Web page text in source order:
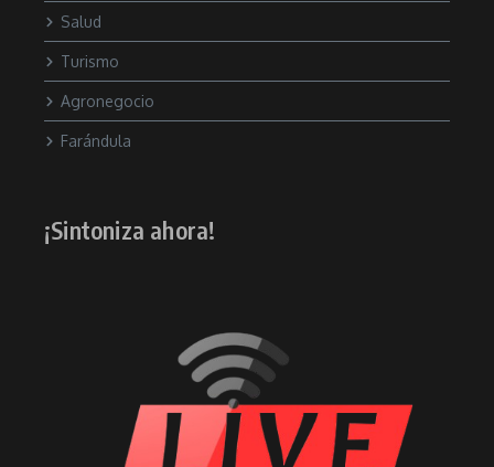
Salud
Turismo
Agronegocio
Farándula
¡Sintoniza ahora!